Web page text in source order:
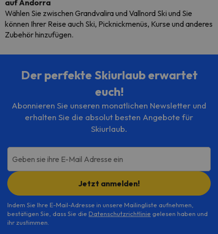
auf Andorra
Wählen Sie zwischen Grandvalira und Vallnord Ski und Sie
können Ihrer Reise auch Ski, Picknickmenüs, Kurse und anderes
Zubehör hinzufügen.
Der perfekte Skiurlaub erwartet
euch!
Abonnieren Sie unseren monatlichen Newsletter und
erhalten Sie die absolut besten Angebote für
Skiurlaub.
Geben sie ihre E-Mail Adresse ein
Jetzt anmelden!
Indem Sie Ihre E-Mail-Adresse in unsere Mailingliste aufnehmen,
bestätigen Sie, dass Sie die Datenschutzrichtlinie gelesen haben und
ihr zustimmen.